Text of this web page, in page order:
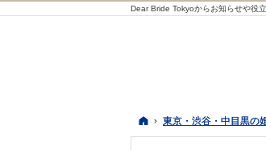
ホーム
東京・渋谷・中目黒の
Dear Bride Tokyoからお知らせや役
ホーム
東京・渋谷・中目黒の